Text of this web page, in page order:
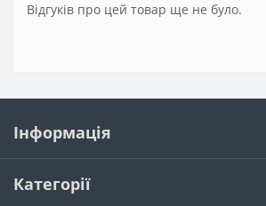
Відгуків про цей товар ще не було.
Інформація
Категорії